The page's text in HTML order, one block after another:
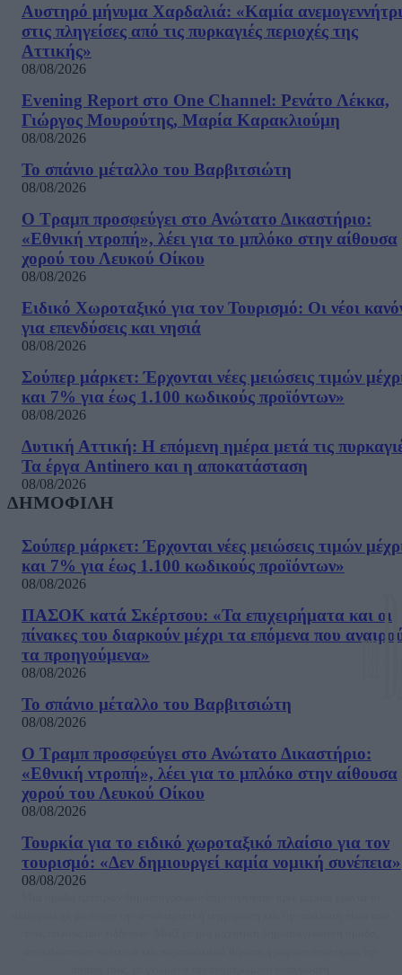
Αυστηρό μήνυμα Χαρδαλιά: «Καμία
στις πληγείσες από τις πυρκαγιές περιοχές της
Αττικής»
08/08/2026
Evening Report στο One Channel: Ρενάτο Λέκκα,
Γιώργος Μουρούτης, Μαρία Καρακλιούμη
08/08/2026
Το σπάνιο μέταλλο του Βαρβιτσιώτη
08/08/2026
Ο Τραμπ προσφεύγει στο Ανώτατο Δικαστήριο:
«Εθνική ντροπή», λέει για το μπλόκο στην αίθουσα
χορού του Λευκού Οίκου
08/08/2026
Ειδικό Χωροταξικό για τον Τουρισμό: Οι νέοι
για επενδύσεις και νησιά
08/08/2026
Σούπερ μάρκετ: Έρχονται νέες μειώσεις τιμών
και 7% για έως 1.100 κωδικούς προϊόντων»
08/08/2026
Δυτική Αττική: Η επόμενη ημέρα μετά τις
Τα έργα Antinero και η αποκατάσταση
08/08/2026
ΔΗΜΟΦΙΛΗ
Σούπερ μάρκετ: Έρχονται νέες μειώσεις τιμών
και 7% για έως 1.100 κωδικούς προϊόντων»
08/08/2026
ΠΑΣΟΚ κατά Σκέρτσου: «Τα επιχειρήματα και οι
πίνακες του διαρκούν μέχρι τα επόμενα που
τα προηγούμενα»
08/08/2026
Το σπάνιο μέταλλο του Βαρβιτσιώτη
08/08/2026
Ο Τραμπ προσφεύγει στο Ανώτατο Δικαστήριο:
«Εθνική ντροπή», λέει για το μπλόκο στην αίθουσα
χορού του Λευκού Οίκου
08/08/2026
Τουρκία για το ειδικό χωροταξικό πλαίσιο για τον
τουρισμό: «Δεν δημιουργεί καμία νομική συνέπεια»
08/08/2026